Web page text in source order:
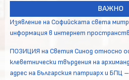
ВАЖНО
Изявление на Софийската света
информация в интернет
ПОЗИЦИЯ на Светия Синод относно
клеветнически твърдения на
адрес на Българския патриарх и БПЦ